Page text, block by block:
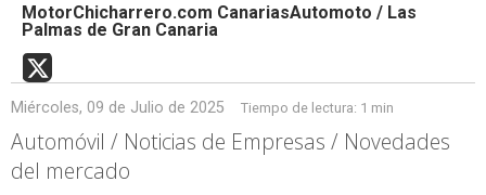
MotorChicharrero.com CanariasAutomoto / Las
Palmas de Gran Canaria
Miércoles, 09 de Julio de 2025 Tiempo de lectura: 1 min
Automóvil / Noticias de Empresas / Novedades
del mercado